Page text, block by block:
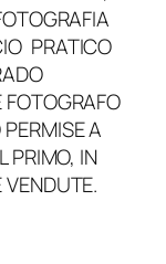
PRATICO
FOTOGRAFO
A
PRIMO, IN